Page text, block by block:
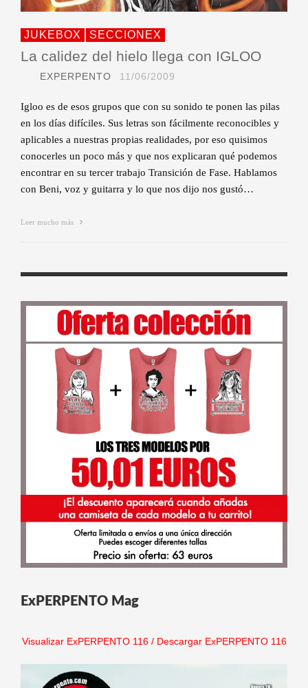
JUKEBOX SECCIONEX
La calidez del hielo llega con IGLOO
EXPERPENTO 11/06/2009
Igloo es de esos grupos que con su sonido te ponen las pilas
en los días difíciles. Sus letras son fácilmente reconocibles y
aplicables a nuestras propias realidades, por eso quisimos
conocerles un poco más y que nos explicaran qué podemos
encontrar en su tercer trabajo Transición de Fase. Hablamos
con Beni, voz y guitarra y lo que nos dijo nos gustó…
Leer mucho más
ExPERPENTO Mag
Visualizar ExPERPENTO 116/ Descargar ExPERPENTO 116